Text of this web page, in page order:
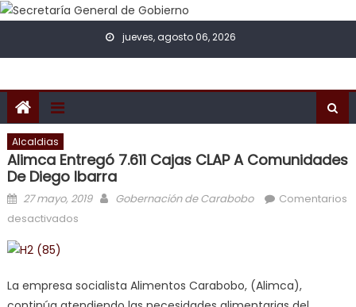
Skip to content
jueves, agosto 06, 2026
Alcaldias
Alimca Entregó 7.611 Cajas CLAP A Comunidades
De Diego Ibarra
Posted on
27 mayo, 2019 Author
Gobernación de Carabobo
Comentarios
desactivados
La empresa socialista Alimentos Carabobo, (Alimca),